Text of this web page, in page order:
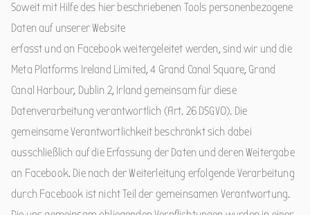
Soweit mit Hilfe des hier beschriebenen Tools personenbezogene
Daten auf unserer Website
erfasst und an Facebook weitergeleitet werden, sind wir und die
Meta Platforms Ireland Limited, 4 Grand Canal Square, Grand
Canal Harbour, Dublin 2, Irland gemeinsam für diese
Datenverarbeitung verantwortlich (Art. 26 DSGVO). Die
gemeinsame Verantwortlichkeit beschränkt sich dabei
ausschließlich auf die Erfassung der Daten und deren Weitergabe
an Facebook. Die nach der Weiterleitung erfolgende Verarbeitung
durch Facebook ist nicht Teil der gemeinsamen Verantwortung.